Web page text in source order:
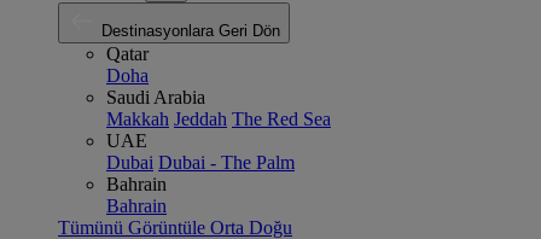
Destinasyonlara Geri Dön
Qatar
Doha
Saudi Arabia
Makkah Jeddah The Red Sea
UAE
Dubai Dubai - The Palm
Bahrain
Bahrain
Tümünü Görüntüle Orta Doğu